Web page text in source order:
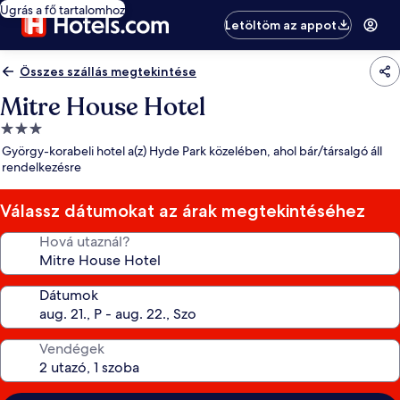
Ugrás a fő tartalomhoz
Letöltöm az appot
Összes szállás megtekintése
Mitre House Hotel
3.0
csillagos
szálláshely
György-korabeli hotel a(z) Hyde Park közelében, ahol bár/társalgó áll
rendelkezésre
Válassz dátumokat az árak megtekintéséhez
Hová utaznál?
Dátumok
Vendégek